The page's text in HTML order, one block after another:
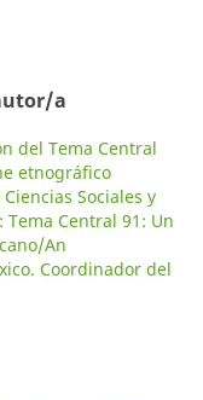
a
del Tema Central
etnográfico
Sociales y
Central 91: Un
An
Coordinador del